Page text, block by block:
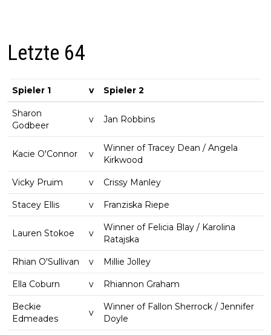
Letzte 64
Spieler 1 v Spieler 2
Sharon
Godbeer
v Jan Robbins
Kacie O'Connor v
Winner of Tracey Dean / Angela
Kirkwood
Vicky Pruim v Crissy Manley
Stacey Ellis v Franziska Riepe
Lauren Stokoe v
Winner of Felicia Blay / Karolina
Ratajska
Rhian O'Sullivan v Millie Jolley
Ella Coburn v Rhiannon Graham
Beckie
Edmeades
v
Winner of Fallon Sherrock / Jennifer
Doyle